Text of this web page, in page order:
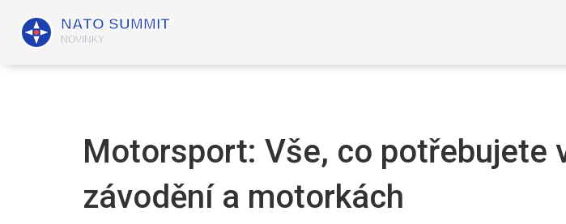
Motorsport: Vše, co potřebujete
závodění a motorkách